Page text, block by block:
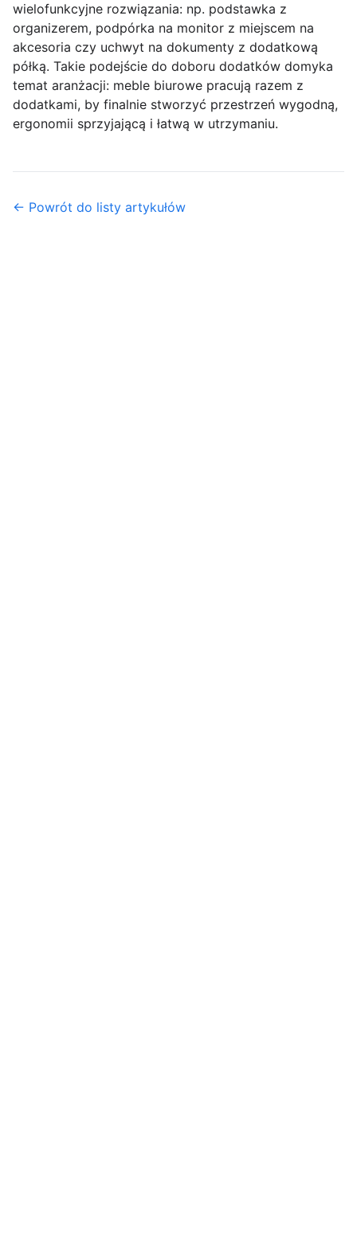
wielofunkcyjne rozwiązania: np. podstawka z
organizerem, podpórka na monitor z miejscem na
akcesoria czy uchwyt na dokumenty z dodatkową
półką. Takie podejście do doboru dodatków domyka
temat aranżacji: meble biurowe pracują razem z
dodatkami, by finalnie stworzyć przestrzeń wygodną,
ergonomii sprzyjającą i łatwą w utrzymaniu.
← Powrót do listy artykułów